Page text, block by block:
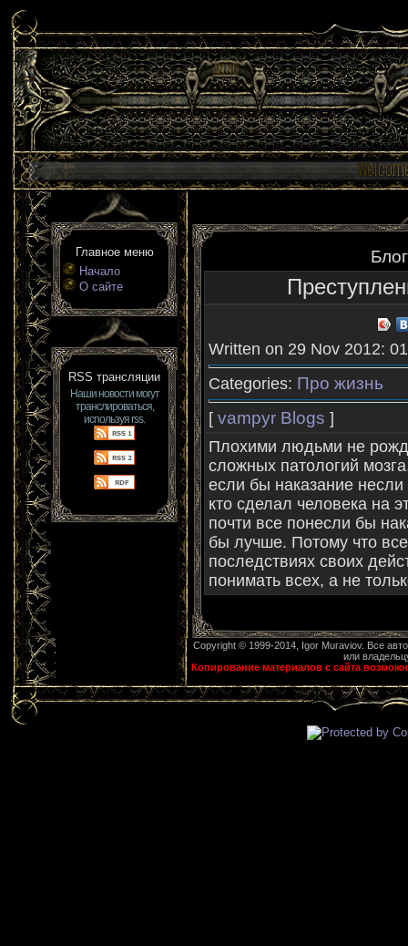
Главное меню
Начало
О сайте
RSS трансляции
Наши новости могут
транслироваться,
используя rss.
Written on 29 Nov 2012:
Categories: Про жизнь
[ vampyr Blogs ]
Плохими людьми не
сложных патологий
если бы наказание несли
кто сделал человека на
почти все понесли бы
бы лучше. Потому что
последствиях своих
понимать всех, а не
Copyright © 1999-2014, Igor Muraviov. Все
или
Копирование материалов с сайта